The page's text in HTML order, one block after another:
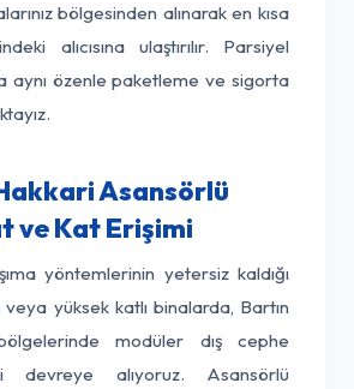
bölgesinden alınarak en kısa
alıcısına ulaştırılır. Parsiyel
aynı özenle paketleme ve sigorta
Asansörlü
ve Kat Erişimi
yöntemlerinin yetersiz kaldığı
yüksek katlı binalarda, Bartın
modüler dış cephe
devreye alıyoruz. Asansörlü